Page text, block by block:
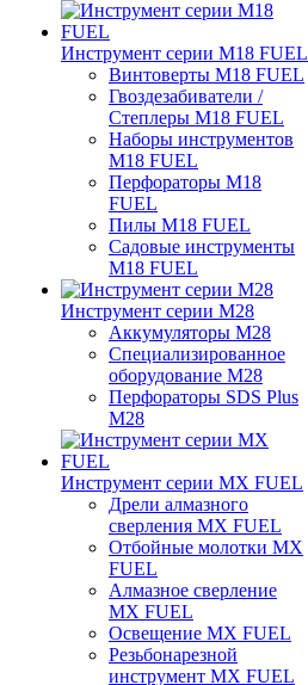
Инструмент серии M18 FUEL
Винтоверты M18 FUEL
Гвоздезабиватели /
Степлеры M18 FUEL
Наборы инструментов
M18 FUEL
Перфораторы M18
FUEL
Пилы M18 FUEL
Садовые инструменты
M18 FUEL
Инструмент серии M28
Аккумуляторы M28
Специализированное
оборудование M28
Перфораторы SDS Plus
M28
Инструмент серии MX FUEL
Дрели алмазного
сверления MX FUEL
Отбойные молотки MX
FUEL
Алмазное сверление
MX FUEL
Освещение MX FUEL
Резьбонарезной
инструмент MX FUEL